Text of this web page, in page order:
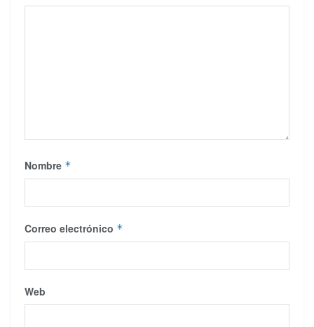
Nombre *
Correo electrónico *
Web